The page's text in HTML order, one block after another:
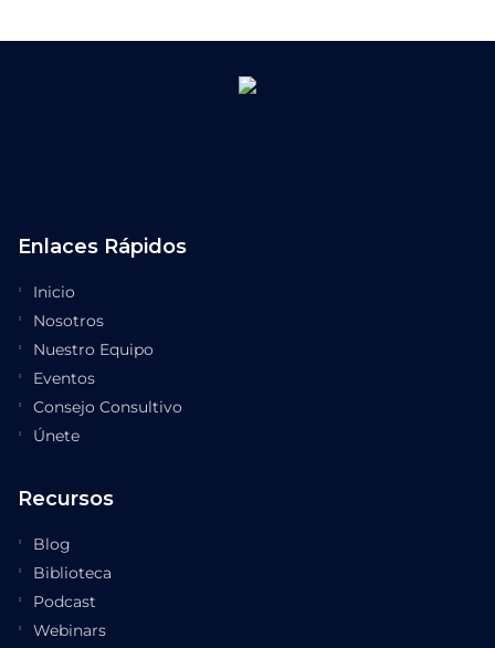
Enlaces Rápidos
Inicio
Nosotros
Nuestro Equipo
Eventos
Consejo Consultivo
Únete
Recursos
Blog
Biblioteca
Podcast
Webinars